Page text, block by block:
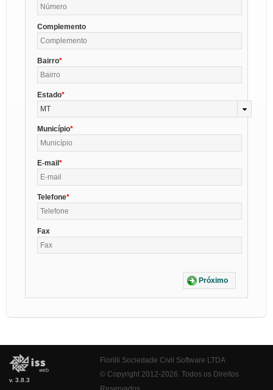
Complemento
Bairro
Estado
MT
Município
E-mail
Telefone
Fax
Próximo
v. 3.8.3
Fiorilli Sociedade Civil Software LTDA
© Copyright 2012-2026. Todos os Direitos